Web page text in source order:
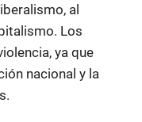
al
Los
ya que
nacional y la